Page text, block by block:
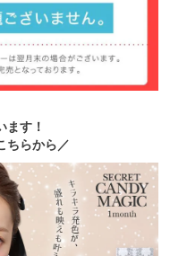
ます！
ちらから／